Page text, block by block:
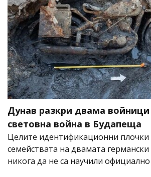
Дунав разкри двама
световна война в Будапеща
Целите идентификационни плочки
семействата на двамата
никога да не са научили